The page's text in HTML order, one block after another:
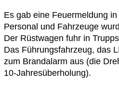
Es gab eine Feuermeldung
Personal und Fahrzeuge
Der Rüstwagen fuhr in
Das Führungsfahrzeug, das
zum Brandalarm aus (die
10-Jahresüberholung).